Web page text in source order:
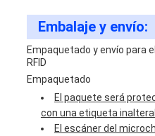
Embalaje y envío:
Empaquetado y envío para
RFID
Empaquetado
El paquete será
con una etiqueta
El escáner del